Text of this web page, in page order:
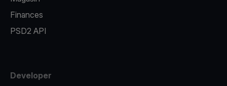
Finances
PSD2 API
Developer